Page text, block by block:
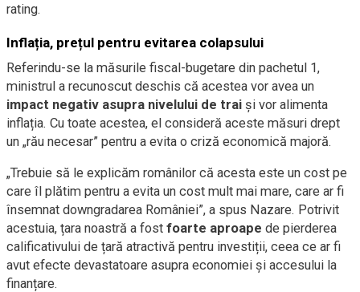
rating.
Inflația, prețul pentru evitarea colapsului
Referindu-se la măsurile fiscal-bugetare din pachetul 1,
ministrul a recunoscut deschis că acestea vor avea un
impact negativ asupra nivelului de trai și vor alimenta
inflația. Cu toate acestea, el consideră aceste măsuri drept
un „rău necesar” pentru a evita o criză economică majoră.
„Trebuie să le explicăm românilor că acesta este un cost pe
care îl plătim pentru a evita un cost mult mai mare, care ar fi
însemnat downgradarea României”, a spus Nazare. Potrivit
acestuia, țara noastră a fost foarte aproape de pierderea
calificativului de țară atractivă pentru investiții, ceea ce ar fi
avut efecte devastatoare asupra economiei și accesului la
finanțare.